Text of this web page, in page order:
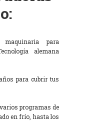
para
alemana
para cubrir tus
programas de
en frío, hasta los